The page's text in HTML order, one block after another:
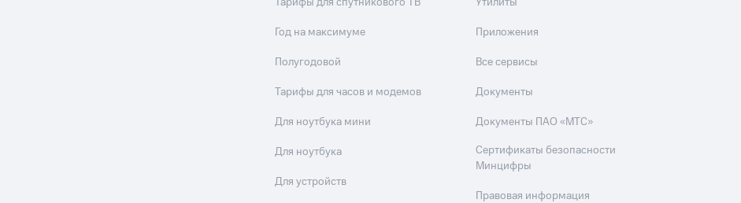
Год на максимуме
Полугодовой
Тарифы для часов и модемов
Для ноутбука мини
Для ноутбука
Для устройств
Приложения
Все сервисы
Документы
Документы ПАО «МТС»
Сертификаты безопасности
Минцифры
Правовая информация